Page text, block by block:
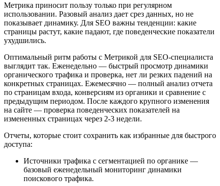
Метрика приносит пользу только при регулярном
использовании. Разовый анализ дает срез данных, но не
показывает динамику. Для SEO важны тенденции: какие
страницы растут, какие падают, где поведенческие показатели
ухудшились.
Оптимальный ритм работы с Метрикой для SEO-специалиста
выглядит так. Еженедельно — быстрый просмотр динамики
органического трафика и проверка, нет ли резких падений на
конкретных страницах. Ежемесячно — полный анализ отчета
по страницам входа, конверсиям из органики и сравнение с
предыдущим периодом. После каждого крупного изменения
на сайте — проверка поведенческих показателей на
измененных страницах через 2-3 недели.
Отчеты, которые стоит сохранить как избранные для быстрого
доступа:
Источники трафика с сегментацией по органике —
базовый еженедельный мониторинг динамики
поискового трафика.